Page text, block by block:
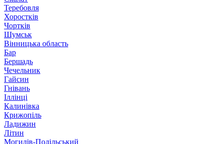
Теребовля
Хоростків
Чортків
Шумськ
Вінницька область
Бар
Бершадь
Чечельник
Гайсин
Гнівань
Іллінці
Калинівка
Крижопіль
Ладижин
Літин
Могилів-Подільський